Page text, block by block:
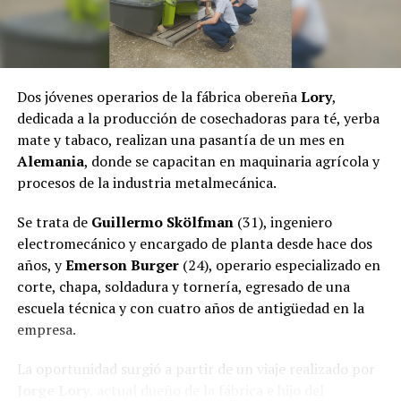
El pasado jueves, el fiscalHéctor Simón
, a través de la
Fiscalía de Instrucción Uno de Puerto Rico dictaminó
dejar sin efecto eldesalojo,por lo que las familias
regresaron a la comunidad.
Dos jóvenes operarios de la fábrica obereñaLory,
dedicada a la producción de cosechadoras para té, yerba
mate y tabaco, realizan una pasantía de un mes en
Alemania, donde se capacitan en maquinaria agrícola y
procesos de la industria metalmecánica.
Se trata de Guillermo Skölfman(31), ingeniero
electromecánico y encargado de planta desde hace dos
años, yEmerson Burger(24), operario especializado en
corte, chapa, soldadura y tornería, egresado de una
escuela técnica y con cuatro años de antigüedad en la
empresa.
La oportunidad surgió a partir de un viaje realizado por